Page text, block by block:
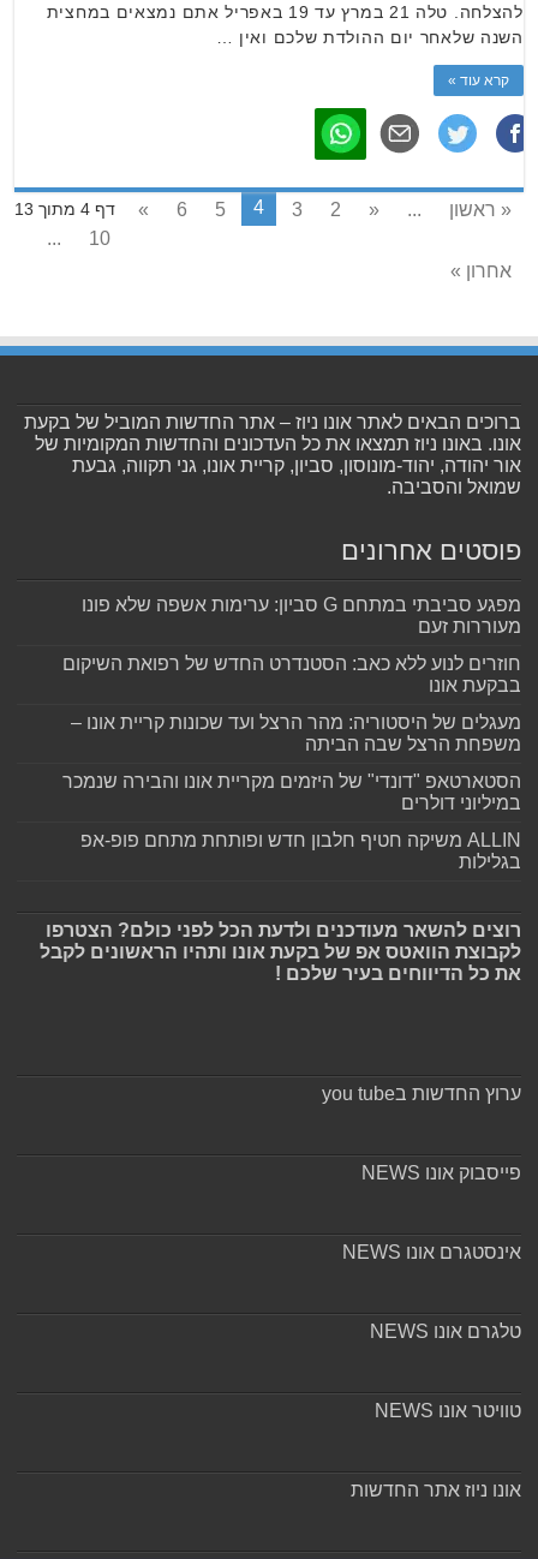
להצלחה. טלה 21 במרץ עד 19 באפריל אתם נמצאים במחצית
השנה שלאחר יום ההולדת שלכם ואין …
קרא עוד »
דף 4 מתוך 13 « ראשון ...
«
2
3
4
5
6
»
10
...
אחרון »
ברוכים הבאים לאתר אונו ניוז – אתר החדשות המוביל של בקעת
אונו. באונו ניוז תמצאו את כל העדכונים והחדשות המקומיות של
אור יהודה, יהוד-מונוסון, סביון, קריית אונו, גני תקווה, גבעת
שמואל והסביבה.
פוסטים אחרונים
מפגע סביבתי במתחם G סביון: ערימות אשפה שלא פונו
מעוררות זעם
חוזרים לנוע ללא כאב: הסטנדרט החדש של רפואת השיקום
בבקעת אונו
מעגלים של היסטוריה: מהר הרצל ועד שכונות קריית אונו –
משפחת הרצל שבה הביתה
הסטארטאפ "דונדי" של היזמים מקריית אונו והבירה שנמכר
במיליוני דולרים
ALLIN משיקה חטיף חלבון חדש ופותחת מתחם פופ-אפ
בגלילות
רוצים להשאר מעודכנים ולדעת הכל לפני כולם? הצטרפו
לקבוצת הוואטס אפ של בקעת אונו ותהיו הראשונים לקבל
את כל הדיווחים בעיר שלכם !
ערוץ החדשות בyou tube
פייסבוק אונו NEWS
אינסטגרם אונו NEWS
טלגרם אונו NEWS
טוויטר אונו NEWS
אונו ניוז אתר החדשות